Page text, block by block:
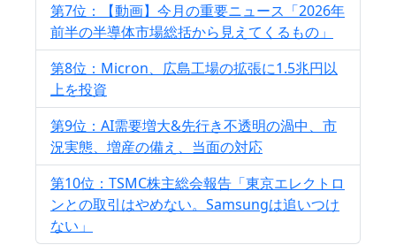
第7位：【動画】今月の重要ニュース「2026年
前半の半導体市場総括から見えてくるもの」
第8位：Micron、広島工場の拡張に1.5兆円以
上を投資
第9位：AI需要増大&先行き不透明の渦中、市
況実態、増産の備え、当面の対応
第10位：TSMC株主総会報告「東京エレクトロ
ンとの取引はやめない。Samsungは追いつけ
ない」